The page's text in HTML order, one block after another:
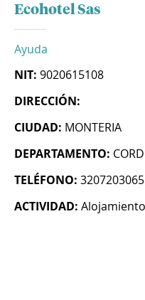
Ecohotel Sas
Ayuda
NIT: 9020615108
DIRECCIÓN:
CIUDAD: MONTERIA
DEPARTAMENTO:
TELÉFONO: 3207203065
ACTIVIDAD: